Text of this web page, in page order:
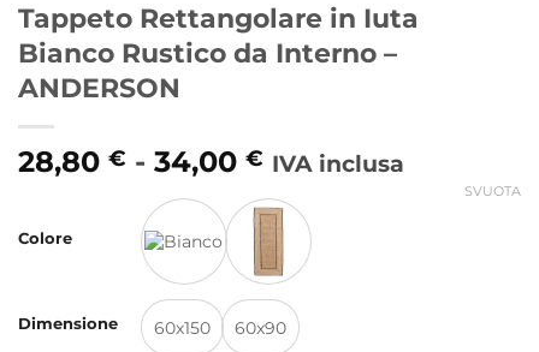
Tappeto Rettangolare in Iuta
Bianco Rustico da Interno –
ANDERSON
28,80 € - 34,00 € Fascia
di
prezzo:
da
28,80 €
a
34,00 €
IVA inclusa
Colore
Dimensione 60x150 60x90
SVUOTA